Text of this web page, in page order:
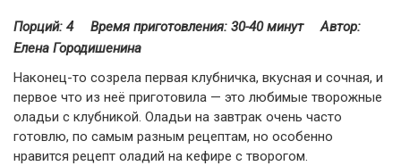
Порций: 4 Время приготовления: 30-40 минут
Автор:
Елена Городишенина
Наконец-то созрела первая клубничка, вкусная и сочная, и
первое что из неё приготовила — это любимые творожные
оладьи с клубникой. Оладьи на завтрак очень часто
готовлю, по самым разным рецептам, но особенно
нравится рецепт оладий на кефире с творогом.